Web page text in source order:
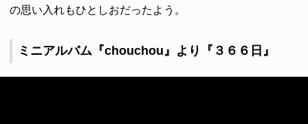
の思い入れもひとしおだったよう。
ミニアルバム『chouchou』より『３６６日』